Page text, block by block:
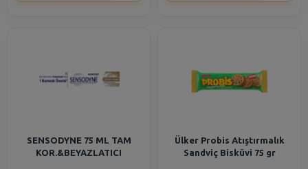
SENSODYNE 75 ML TAM
KOR.&BEYAZLATICI
Ülker Probis Atıştırmalık
Sandviç Bisküvi 75 gr